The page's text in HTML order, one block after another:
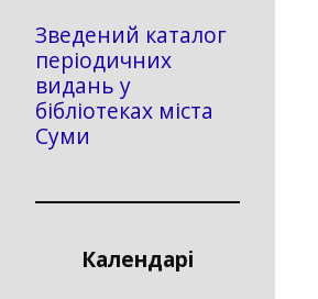
Зведений каталог
періодичних
видань у
бібліотеках міста
Суми
Календарі